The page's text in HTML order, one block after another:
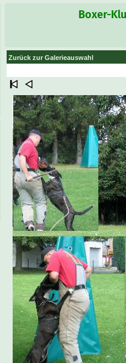
Boxer-
Zurück zur Galerieauswahl